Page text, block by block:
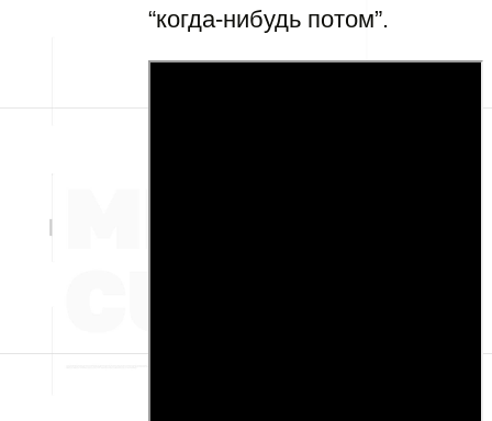
“когда-нибудь потом”.